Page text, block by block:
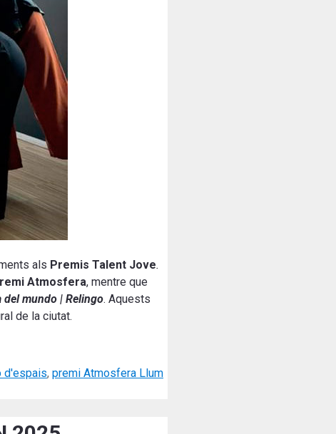
als Premis Talent Jove.
Atmosfera, mentre que
del mundo | Relingo. Aquests
de la ciutat.
d'espais, premi Atmosfera Llum